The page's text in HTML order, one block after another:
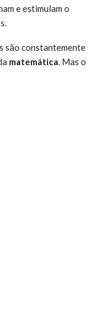
e estimulam o
são constantemente
matemática. Mas o